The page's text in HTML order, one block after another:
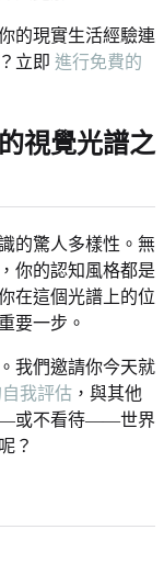
的現實生活經驗連
立即 進行免費的
視覺光譜之
的驚人多樣性。無
你的認知風格都是
在這個光譜上的位
要一步。
我們邀請你今天就
我評估 ，與其他
或不看待——世界
？